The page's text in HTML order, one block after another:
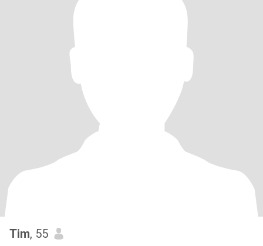
Tim, 55